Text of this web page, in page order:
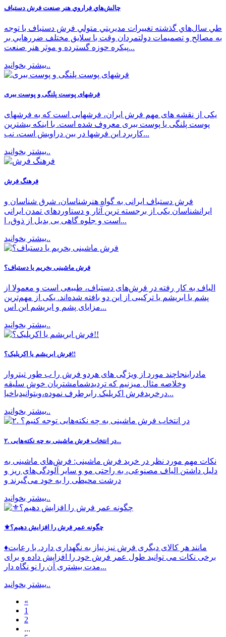
چالش‌هاي فراروي هنر صنعت فرش دستباف
طي سال‌هاي گذشته تغييرات مديريتي متولي فرش دستباف با توجه
به مصالح و تصميمات دولتمردان وقت با سلايق مختلف ضررهايي بر
پيكره حوزه گسترده و موثر هنر صنعت...
بیشتر بخوانید..
فرشهای پوست پلنگی و پوست ببری
یكی از نقشه های مهم فرش ایران، فرشهایی است كه به فرشهای
پوست پلنگی یا پوست ببری معروف شده است. با اینكه بیشترین
كاربرد این فرشها در بین دراویش است، نب...
بیشتر بخوانید..
فرهنگ فرش
فرش دستباف ایرانی به‏ گواه هنرشناسان، شرق‏ شناسان و
ایران‏شناسان یکی از برجسته‏ ترین آثار و دستاوردهای تمدن ایرانی
است و جلوه‏ گاهی بی‏ بدیل از ذوق، ا...
بیشتر بخوانید..
فرش ماشینی بخریم یا دستباف؟
الیاف به کار رفته در فرش‌های دستباف، طبیعی است و معمولا از
پشم یا ابریشم یا ترکیبی از این دو بافته شده‌اند. یکی از مهم‌ترین
مزایای پشم و ابریشم این اس...
بیشتر بخوانید..
فرش ابریشم یا اکریلیک؟!!
مادراینجاچند مورد از ویژگی های هردو فرش را ب طور تیتروار
وخلاصه مثال میزنیم که تردیدشمامشتریان خوش سلیقه
درخریدفرش اکریلیک رابرطرف نموده،وبتوانیدباخیا...
بیشتر بخوانید..
۲. در انتخاب فرش ماشینی به چه نکته‌هایی...
نکات مهم مورد نظر در خرید فرش ماشینی: فرش‌های ماشینی به
دلیل داشتن الیاف مصنوعی، به راحتی مو و سایر آلودگی‌های ریز و
درشت محیطی را به خود می‌گیرند و
بیشتر بخوانید..
⚜چگونه عمر فرش را افزایش دهیم؟
♦️مانند هر كالاى دیگری فرش نیز,نیاز به نگهداری دارد. با رعایت
برخی نکات می توانید طول عمر فرش خود را افزایش داده و برای
مدت بیشتری آن را نو نگاه دار...
بیشتر بخوانید..
«
1
2
...